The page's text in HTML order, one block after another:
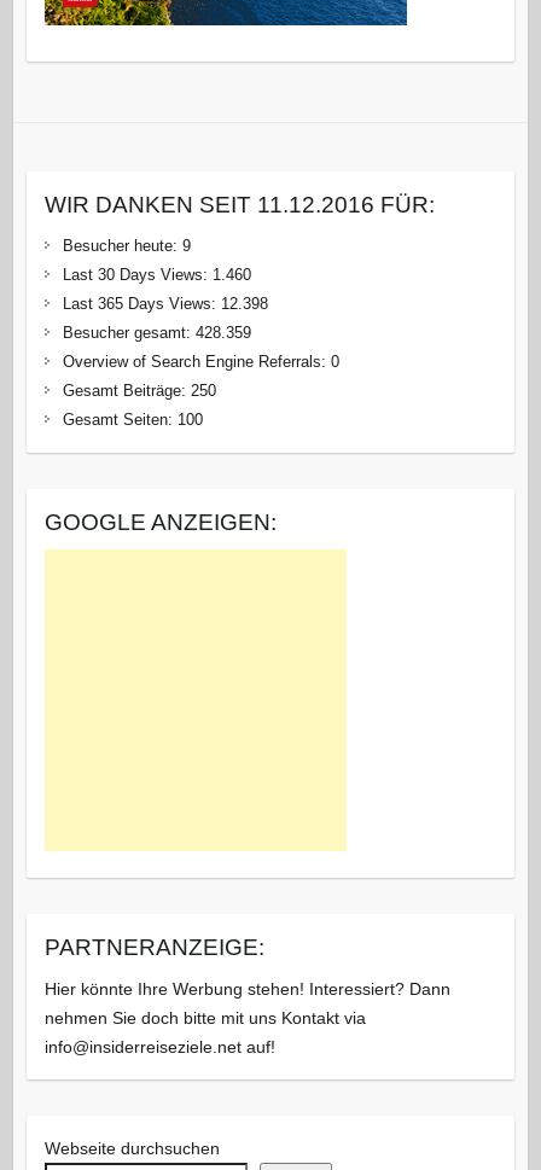
WIR DANKEN SEIT 11.12.2016 FÜR:
Besucher heute: 9
Last 30 Days Views: 1.460
Last 365 Days Views: 12.398
Besucher gesamt: 428.359
Overview of Search Engine Referrals: 0
Gesamt Beiträge: 250
Gesamt Seiten: 100
GOOGLE ANZEIGEN:
PARTNERANZEIGE:
Hier könnte Ihre Werbung stehen! Interessiert? Dann
nehmen Sie doch bitte mit uns Kontakt via
info@insiderreiseziele.net auf!
Webseite durchsuchen